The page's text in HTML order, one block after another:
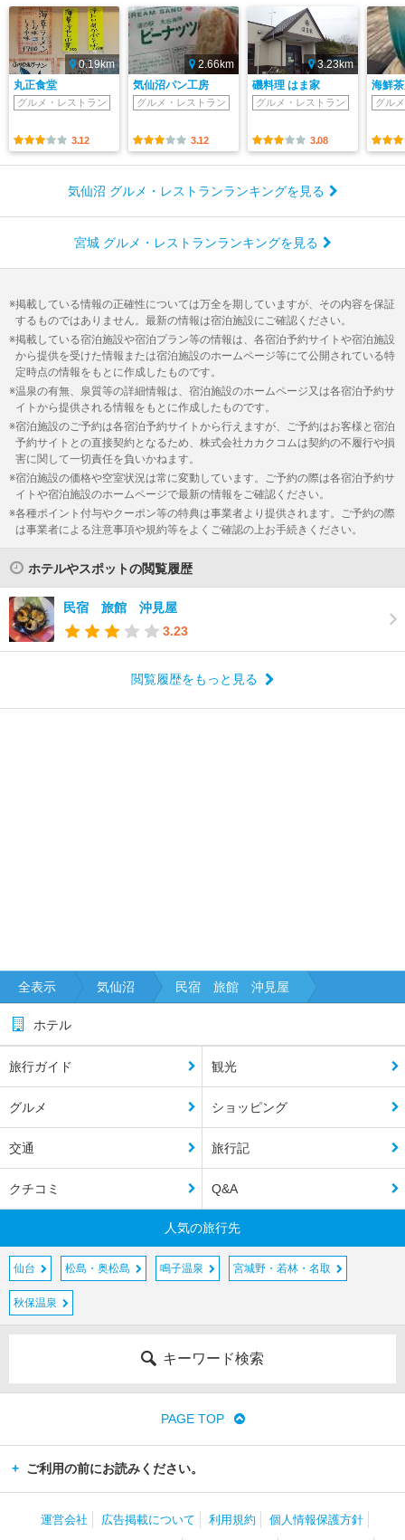
0.19km
丸正食堂
グルメ・レストラン
3.12
2.66km
気仙沼パン工房
グルメ・レストラン
3.12
3.23km
磯料理 はま家
グルメ・レストラン
3.08
海鮮
グル
気仙沼 グルメ・レストランランキングを見る
宮城 グルメ・レストランランキングを見る
掲載している情報の正確性については万全を期していますが、その内容を保証
するものではありません。最新の情報は宿泊施設にご確認ください。
掲載している宿泊施設や宿泊プラン等の情報は、各宿泊予約サイトや宿泊施設
から提供を受けた情報または宿泊施設のホームページ等にて公開されている特
定時点の情報をもとに作成したものです。
温泉の有無、泉質等の詳細情報は、宿泊施設のホームページ又は各宿泊予約サ
イトから提供される情報をもとに作成したものです。
宿泊施設のご予約は各宿泊予約サイトから行えますが、ご予約はお客様と宿泊
予約サイトとの直接契約となるため、株式会社カカクコムは契約の不履行や損
害に関して一切責任を負いかねます。
宿泊施設の価格や空室状況は常に変動しています。ご予約の際は各宿泊予約サ
イトや宿泊施設のホームページで最新の情報をご確認ください。
各種ポイント付与やクーポン等の特典は事業者より提供されます。ご予約の際
は事業者による注意事項や規約等をよくご確認の上お手続きください。
ホテルやスポットの閲覧履歴
民宿 旅館 沖見屋
3.23
閲覧履歴をもっと見る
全表示 気仙沼 民宿 旅館 沖見屋
ホテル
旅行ガイド 観光
グルメ ショッピング
交通 旅行記
クチコミ Q&A
人気の旅行先
仙台 松島・奥松島 鳴子温泉 宮城野・若林・名取
秋保温泉
キーワード検索
PAGE TOP
ご利用の前にお読みください。
運営会社 広告掲載について 利用規約
個人情報保護方針